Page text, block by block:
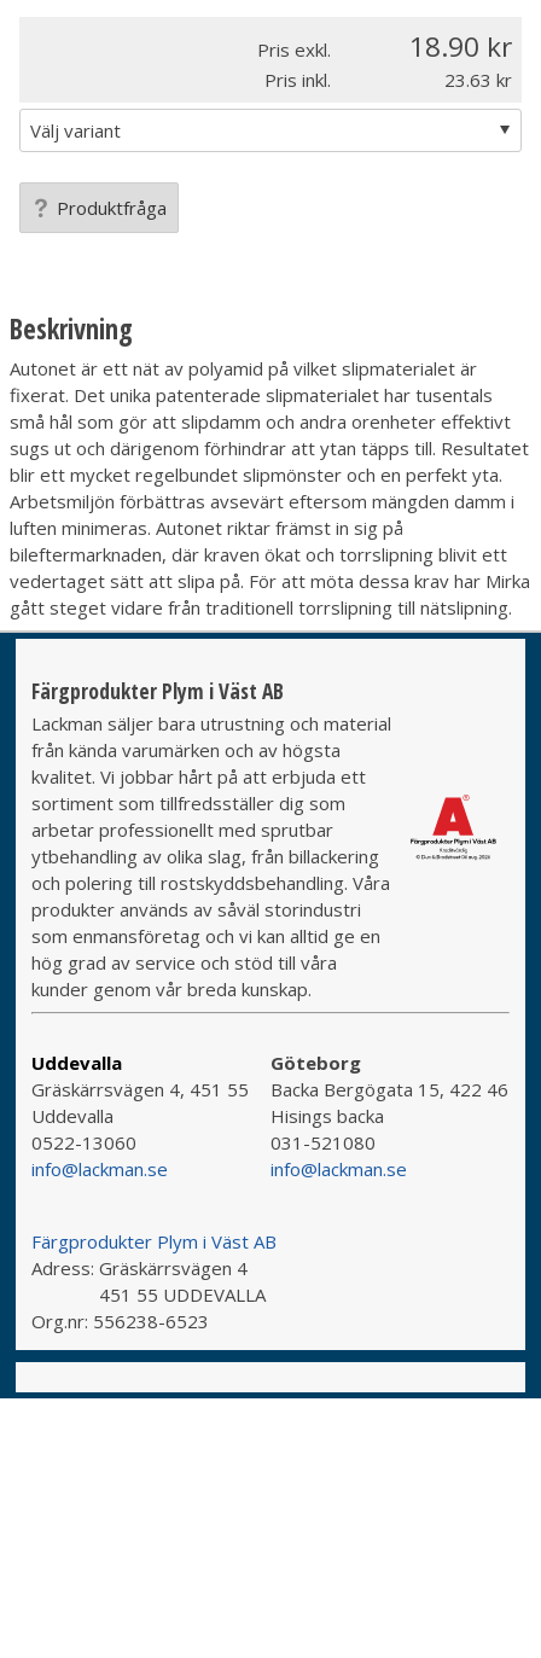
Pris exkl. 18.90
Pris inkl. 23.63
Produktfråga
Beskrivning
Autonet är ett nät av polyamid på vilket slipmaterialet är
fixerat. Det unika patenterade slipmaterialet har tusentals
små hål som gör att slipdamm och andra orenheter effektivt
sugs ut och därigenom förhindrar att ytan täpps till. Resultatet
blir ett mycket regelbundet slipmönster och en perfekt yta.
Arbetsmiljön förbättras avsevärt eftersom mängden damm i
luften minimeras. Autonet riktar främst in sig på
bileftermarknaden, där kraven ökat och torrslipning blivit ett
vedertaget sätt att slipa på. För att möta dessa krav har Mirka
gått steget vidare från traditionell torrslipning till nätslipning.
Färgprodukter Plym i Väst AB
Lackman säljer bara utrustning och material
från kända varumärken och av högsta
kvalitet. Vi jobbar hårt på att erbjuda ett
sortiment som tillfredsställer dig som
arbetar professionellt med sprutbar
ytbehandling av olika slag, från billackering
och polering till rostskyddsbehandling. Våra
produkter används av såväl storindustri
som enmansföretag och vi kan alltid ge en
hög grad av service och stöd till våra
kunder genom vår breda kunskap.
Uddevalla
Gräskärrsvägen 4, 451 55
Uddevalla
0522-13060
info@lackman.se
Göteborg
Backa Bergögata 15, 422 46
Hisings backa
031-521080
info@lackman.se
Färgprodukter Plym i Väst AB
Adress: Gräskärrsvägen 4
451 55 UDDEVALLA
Org.nr: 556238-6523